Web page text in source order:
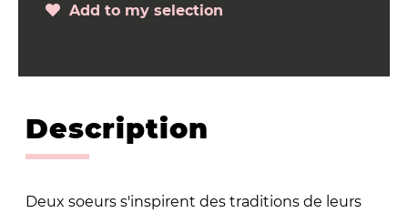
Add to my selection
Description
Deux soeurs s'inspirent des traditions de leurs